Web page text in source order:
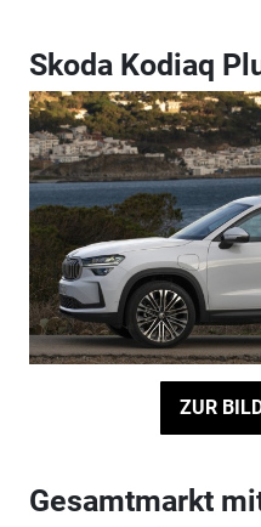
Skoda Kodiaq
ZUR
Gesamtmarkt